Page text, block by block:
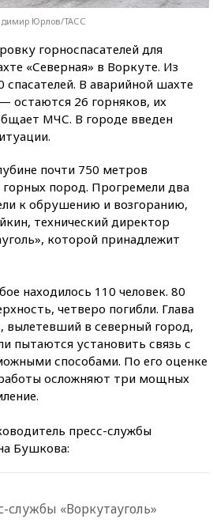
Юрлов/ТАСС
горноспасателей для
«Северная» в Воркуте. Из
спасателей. В аварийной шахте
остаются 26 горняков, их
МЧС. В городе введен
почти 750 метров
пород. Прогремели два
к обрушению и возгоранию,
технический директор
которой принадлежит
находилось 110 человек. 80
четверо погибли. Глава
в северный город,
пытаются установить связь с
способами. По его оценке
осложняют три мощных
пресс-службы
Бушкова:
службы «Воркутауголь»